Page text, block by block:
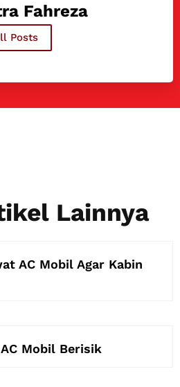
Fahreza
Posts
Lainnya
AC Mobil Agar Kabin
Mobil Berisik